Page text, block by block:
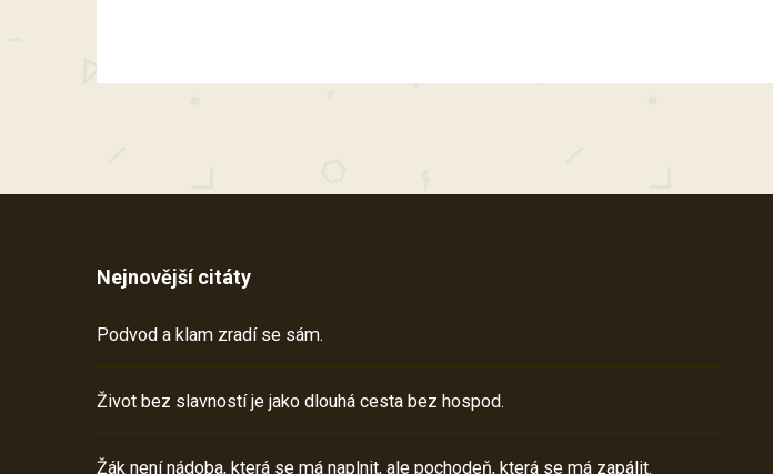
Nejnovější citáty
Podvod a klam zradí se sám.
Život bez slavností je jako dlouhá cesta bez hospod.
Žák není nádoba, která se má naplnit, ale pochodeň, která se má zapálit.